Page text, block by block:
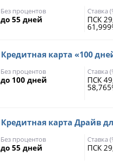
Без процентов
до 55 дней
Ставка
ПСК
Кредитная карта «100
Без процентов
до 100 дней
Ставка
ПСК
Кредитная карта Драйв
Без процентов
до 55 дней
Ставка
ПСК